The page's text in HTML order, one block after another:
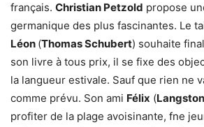
français. Christian Petzold propose
germanique des plus fascinantes. Le
Léon (Thomas Schubert) souhaite
son livre à tous prix, il se fixe des
la langueur estivale. Sauf que rien ne
comme prévu. Son ami Félix (
profiter de la plage avoisinante, fne